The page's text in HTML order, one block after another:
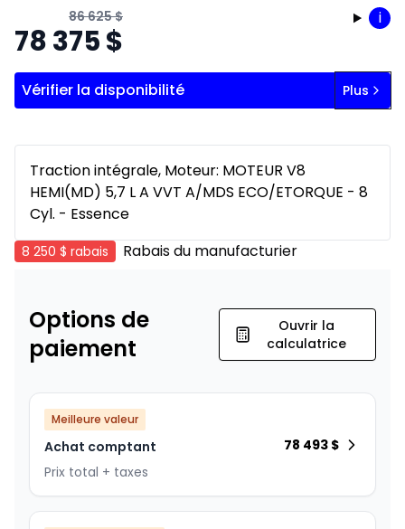
86 625$
78 375$
i
Vérifier la disponibilité Plus
Traction intégrale, Moteur: MOTEUR V8
HEMI(MD) 5,7 L A VVT A/MDS ECO/ETORQUE - 8
Cyl. - Essence
8 250 $ rabais Rabais du manufacturier
Options de
paiement
Ouvrir la
calculatrice
Meilleure valeur
Achat comptant
Prix total + taxes
78 493 $